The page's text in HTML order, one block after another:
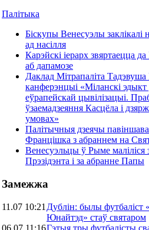
Палітыка
Біскупы Венесуэлы заклікалі
ад насілля
Карэйскі іерарх звяртаецца
аб дапамозе
Даклад Мiтрапаліта Тадэвуша
канферэнцыі «Міланскі эдыкт
еўрапейскай цывілізацыі.
ўзаемадзеяння Касцёла і
умовах»
Палітычныя дзеячы
Францішка з абраннем на
Венесуэльцы ў Рыме маліліся
Прэзідэнта і за абранне Папы
Замежжа
11.07 10:21 Дублін: былы футбаліст
Юнайтэд» стаў святаром
06.07 11:16Гэтыя тры футбалісты